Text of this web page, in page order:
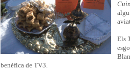
Els
benèfica de TV3.